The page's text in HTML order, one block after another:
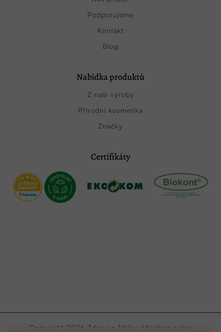
Podporujeme
Kontakt
Blog
Nabídka produktů
Z naší výroby
Přírodní kosmetika
Značky
Certifikáty
Copyright 2026 Zdraví z Afriky . Všechna práva